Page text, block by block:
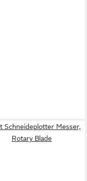
Schneideplotter Messer,
Rotary Blade